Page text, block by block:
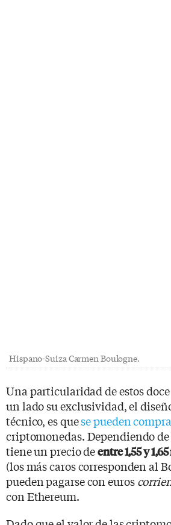
Hispano-Suiza Carmen Boulogne.
Una particularidad de estos
un lado su exclusividad, el
técnico, es quese pueden
criptomonedas. Dependiendo
tiene un precio deentre 1,55 y
(los más caros corresponden al
pueden pagarse con euros
con Ethereum.